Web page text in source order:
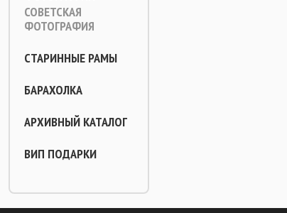
СОВЕТСКАЯ
ФОТОГРАФИЯ
СТАРИННЫЕ РАМЫ
БАРАХОЛКА
АРХИВНЫЙ КАТАЛОГ
ВИП ПОДАРКИ